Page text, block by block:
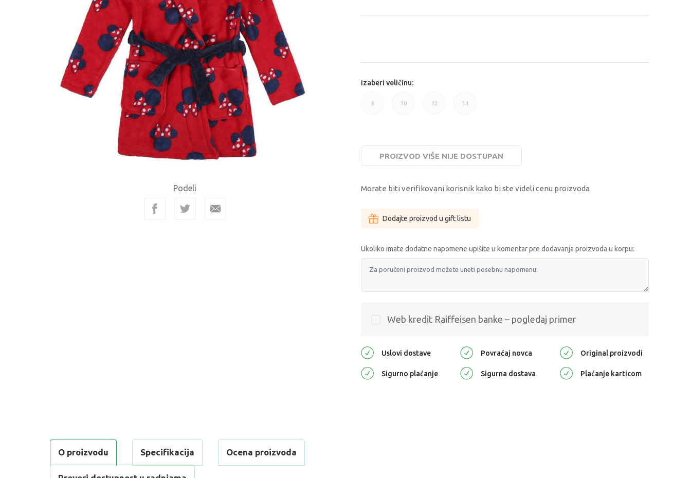
Podeli
Izaberi veličinu:
8 10 12 14
PROIZVOD VIŠE NIJE DOSTUPAN
Morate biti verifikovani korisnik kako bi ste videli cenu proizvoda
Dodajte proizvod u gift listu
Ukoliko imate dodatne napomene upišite u komentar pre dodavanja proizvoda u korpu:
Web kredit Raiffeisen banke – pogledaj primer
Uslovi dostave Povraćaj novca Original proizvodi
Sigurno plaćanje Sigurna dostava Plaćanje karticom
O proizvodu Specifikacija Ocena proizvoda